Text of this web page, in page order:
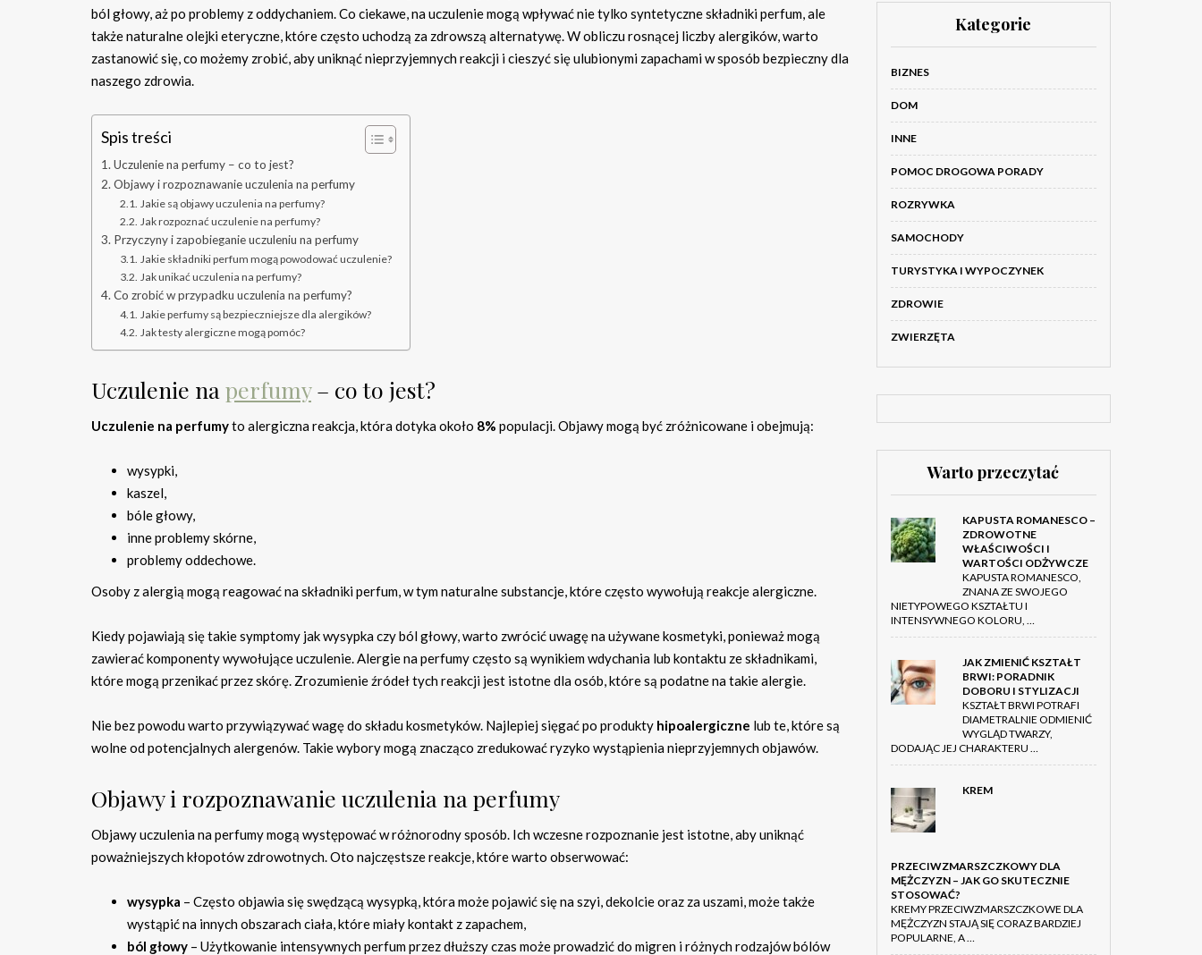
ból głowy, aż po problemy z oddychaniem. Co ciekawe, na uczulenie mogą wpływać nie tylko syntetyczne składniki perfum, ale
także naturalne olejki eteryczne, które często uchodzą za zdrowszą alternatywę. W obliczu rosnącej liczby alergików, warto
zastanowić się, co możemy zrobić, aby uniknąć nieprzyjemnych reakcji i cieszyć się ulubionymi zapachami w sposób bezpieczny dla
naszego zdrowia.
Spis treści
Uczulenie na perfumy – co to jest?
Objawy i rozpoznawanie uczulenia na perfumy
Jakie są objawy uczulenia na perfumy?
Jak rozpoznać uczulenie na perfumy?
Przyczyny i zapobieganie uczuleniu na perfumy
Jakie składniki perfum mogą powodować uczulenie?
Jak unikać uczulenia na perfumy?
Co zrobić w przypadku uczulenia na perfumy?
Jakie perfumy są bezpieczniejsze dla alergików?
Jak testy alergiczne mogą pomóc?
Uczulenie naperfumy– co to jest?
Uczulenie na perfumyto alergiczna reakcja, która dotyka około 8% populacji. Objawy mogą być zróżnicowane i obejmują:
wysypki,
kaszel,
bóle głowy,
inne problemy skórne,
problemy oddechowe.
Osoby z alergią mogą reagować na składniki perfum, w tym naturalne substancje, które często wywołują reakcje alergiczne.
Kiedy pojawiają się takie symptomy jak wysypka czy ból głowy, warto zwrócić uwagę na używane kosmetyki, ponieważ mogą
zawierać komponenty wywołujące uczulenie. Alergie na perfumy często są wynikiem wdychania lub kontaktu ze składnikami,
które mogą przenikać przez skórę. Zrozumienie źródeł tych reakcji jest istotne dla osób, które są podatne na takie alergie.
Nie bez powodu warto przywiązywać wagę do składu kosmetyków. Najlepiej sięgać po produkty hipoalergiczne lub te, które są
wolne od potencjalnych alergenów. Takie wybory mogą znacząco zredukować ryzyko wystąpienia nieprzyjemnych objawów.
Objawy i rozpoznawanie uczulenia na perfumy
Objawy uczulenia na perfumy mogą występować w różnorodny sposób. Ich wczesne rozpoznanie jest istotne, aby uniknąć
poważniejszych kłopotów zdrowotnych. Oto najczęstsze reakcje, które warto obserwować:
wysypka – Często objawia się swędzącą wysypką, która może pojawić się na szyi, dekolcie oraz za uszami, może także
wystąpić na innych obszarach ciała, które miały kontakt z zapachem,
ból głowy – Użytkowanie intensywnych perfum przez dłuższy czas może prowadzić do migren i różnych rodzajów bólów
Kategorie
BIZNES
DOM
INNE
POMOC DROGOWA PORADY
ROZRYWKA
SAMOCHODY
TURYSTYKA I WYPOCZYNEK
ZDROWIE
ZWIERZĘTA
Warto przeczytać
KAPUSTA ROMANESCO –
ZDROWOTNE
WŁAŚCIWOŚCI I
WARTOŚCI ODŻYWCZE
KAPUSTA ROMANESCO,
ZNANA ZE SWOJEGO
NIETYPOWEGO KSZTAŁTU I
INTENSYWNEGO KOLORU, …
JAK ZMIENIĆ KSZTAŁT
BRWI: PORADNIK
DOBORU I STYLIZACJI
KSZTAŁT BRWI POTRAFI
DIAMETRALNIE ODMIENIĆ
WYGLĄD TWARZY,
DODAJĄC JEJ CHARAKTERU …
KREM
PRZECIWZMARSZCZKOWY DLA
MĘŻCZYZN – JAK GO SKUTECZNIE
STOSOWAĆ?
KREMY PRZECIWZMARSZCZKOWE DLA
MĘŻCZYZN STAJĄ SIĘ CORAZ BARDZIEJ
POPULARNE, A …